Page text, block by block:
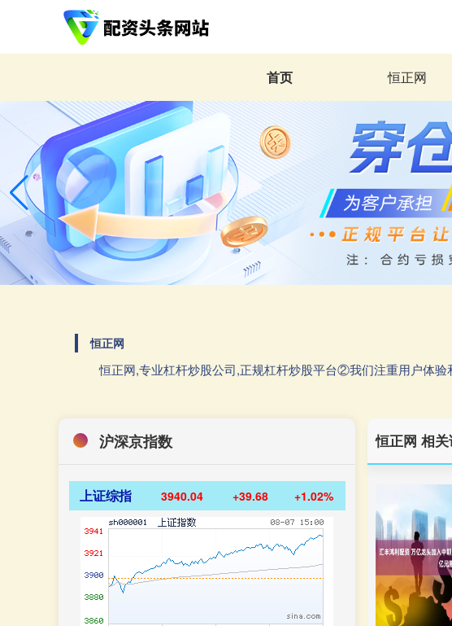
首页 恒正网
恒正网
恒正网,专业杠杆炒股公司,正规杠杆炒股平台②我们注重用户体验
恒正网 相
沪深京指数
上证综指 3940.04 +39.68 +1.02%